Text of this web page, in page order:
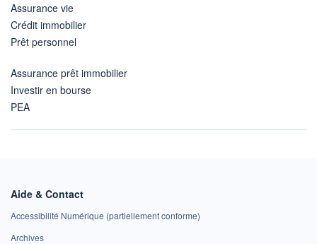
Assurance vie
Crédit immobilier
Prêt personnel
Assurance prêt immobilier
Investir en bourse
PEA
Aide & Contact
Accessibilité Numérique (partiellement conforme)
Archives